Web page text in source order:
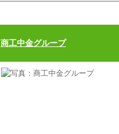
商工中金グループ